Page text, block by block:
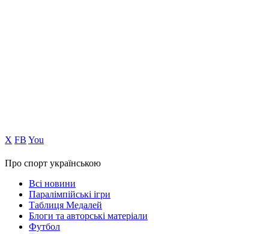
Х FB You
Про спорт українською
Всі новини
Паралімпійські ігри
Таблиця Медалей
Блоги та авторські матеріали
Футбол